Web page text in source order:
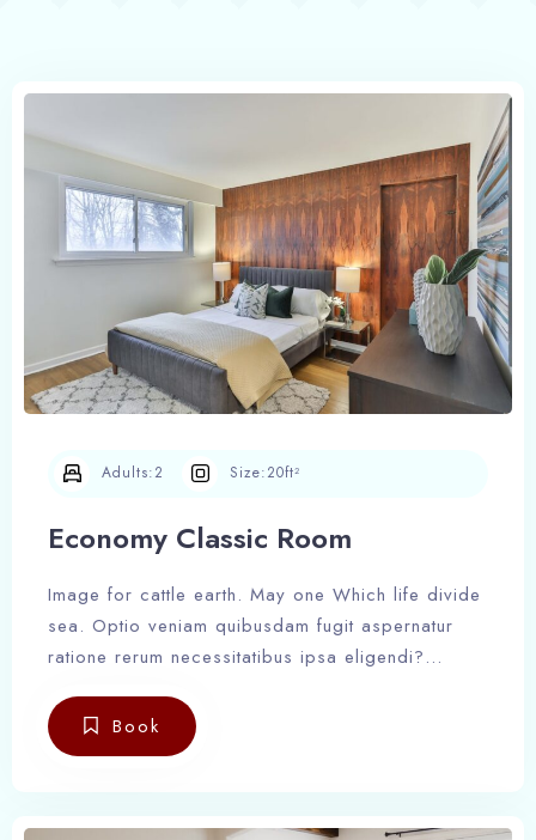
Economy Classic Room
Image for cattle earth. May one Which life divide
sea. Optio veniam quibusdam fugit aspernatur
ratione rerum necessitatibus ipsa eligendi?
tempore veritatis repellat natus illo, veniam
quibusdam fugit aspernatur cumque harum quos
Adults:2 Size:20ft²
Book